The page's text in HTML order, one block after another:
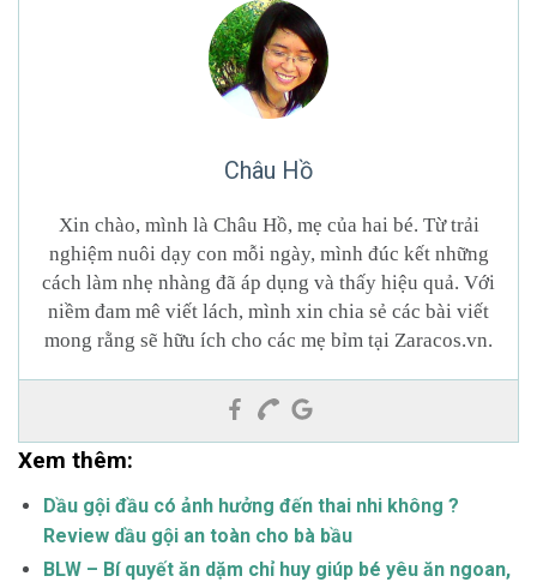
Châu Hồ
Xin chào, mình là Châu Hồ, mẹ của hai bé. Từ trải
nghiệm nuôi dạy con mỗi ngày, mình đúc kết những
cách làm nhẹ nhàng đã áp dụng và thấy hiệu quả. Với
niềm đam mê viết lách, mình xin chia sẻ các bài viết
mong rằng sẽ hữu ích cho các mẹ bỉm tại Zaracos.vn.
Xem thêm:
Dầu gội đầu có ảnh hưởng đến thai nhi không ?
Review dầu gội an toàn cho bà bầu
BLW – Bí quyết ăn dặm chỉ huy giúp bé yêu ăn ngoan,